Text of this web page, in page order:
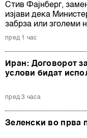
Стив Фајнберг,
изјави дека
забрза или зголеми
пред 1 час
Иран: Договорот
услови бидат
пред 3 часа
Зеленски во прва